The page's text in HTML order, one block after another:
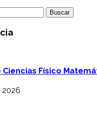
Ciencias Físico
2026